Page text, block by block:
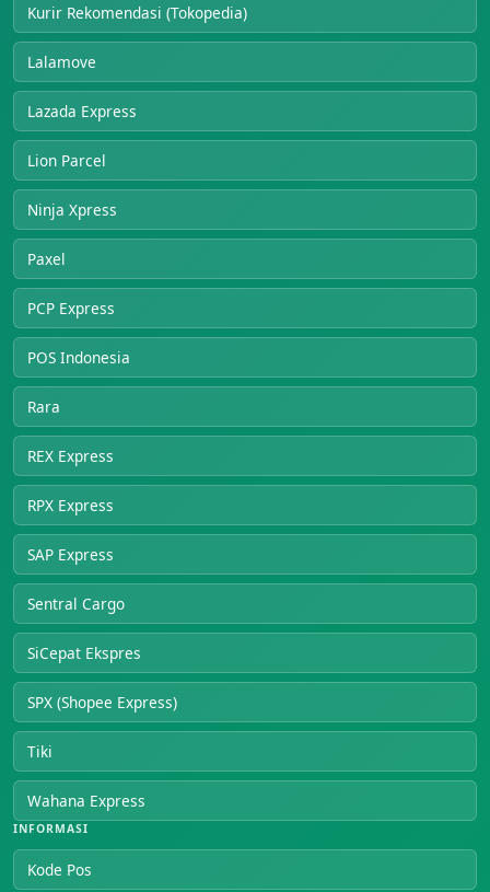
Kurir Rekomendasi (Tokopedia)
Lalamove
Lazada Express
Lion Parcel
Ninja Xpress
Paxel
PCP Express
POS Indonesia
Rara
REX Express
RPX Express
SAP Express
Sentral Cargo
SiCepat Ekspres
SPX (Shopee Express)
Tiki
Wahana Express
INFORMASI
Kode Pos